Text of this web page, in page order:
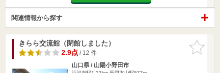
関連情報から探す
お気に入
りに追加
きらら交流館（閉館しました）
2.9点/ 12 件
山口県 / 山陽小野田市